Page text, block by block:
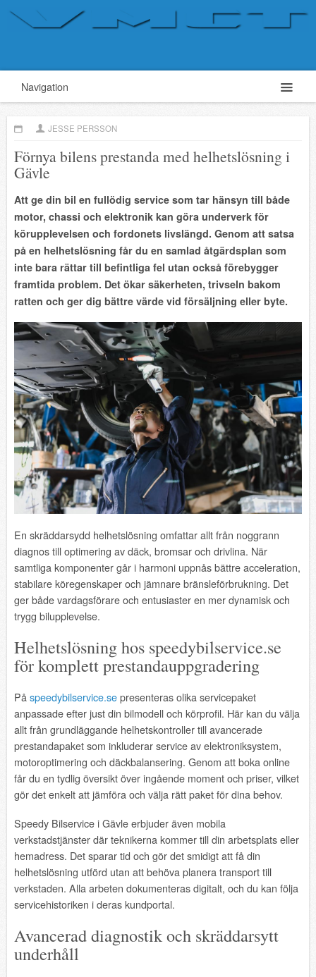
Navigation
JESSE PERSSON
Förnya bilens prestanda med helhetslösning i
Gävle
Att ge din bil en fullödig service som tar hänsyn till både
motor, chassi och elektronik kan göra underverk för
körupplevelsen och fordonets livslängd. Genom att satsa
på en helhetslösning får du en samlad åtgärdsplan som
inte bara rättar till befintliga fel utan också förebygger
framtida problem. Det ökar säkerheten, trivseln bakom
ratten och ger dig bättre värde vid försäljning eller byte.
En skräddarsydd helhetslösning omfattar allt från noggrann
diagnos till optimering av däck, bromsar och drivlina. När
samtliga komponenter går i harmoni uppnås bättre acceleration,
stabilare köregenskaper och jämnare bränsleförbrukning. Det
ger både vardagsförare och entusiaster en mer dynamisk och
trygg bilupplevelse.
Helhetslösning hos speedybilservice.se
för komplett prestandauppgradering
På speedybilservice.sepresenteras olika servicepaket
anpassade efter just din bilmodell och körprofil. Här kan du välja
allt från grundläggande helhetskontroller till avancerade
prestandapaket som inkluderar service av elektroniksystem,
motoroptimering och däckbalansering. Genom att boka online
får du en tydlig översikt över ingående moment och priser, vilket
gör det enkelt att jämföra och välja rätt paket för dina behov.
Speedy Bilservice i Gävle erbjuder även mobila
verkstadstjänster där teknikerna kommer till din arbetsplats eller
hemadress. Det sparar tid och gör det smidigt att få din
helhetslösning utförd utan att behöva planera transport till
verkstaden. Alla arbeten dokumenteras digitalt, och du kan följa
servicehistoriken i deras kundportal.
Avancerad diagnostik och skräddarsytt
underhåll